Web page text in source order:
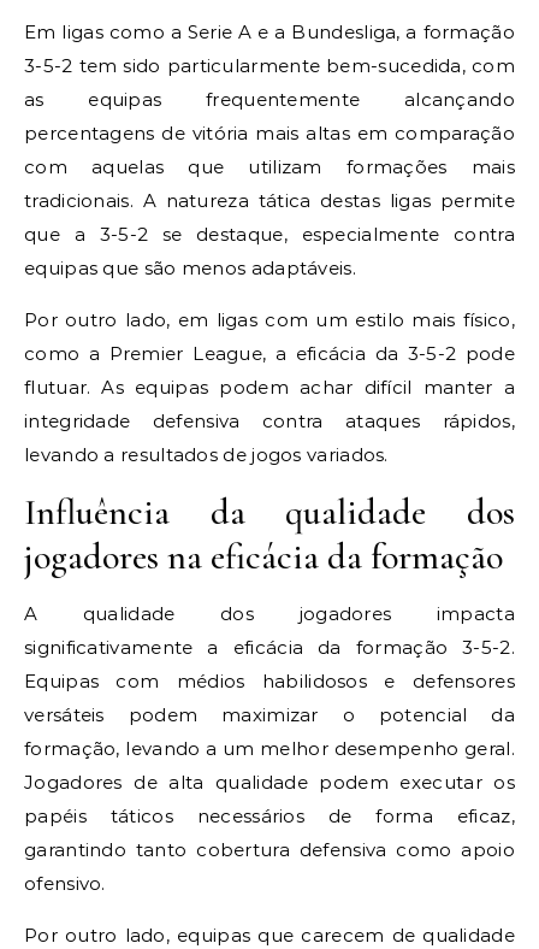
Em ligas como a Serie A e a Bundesliga, a formação
3-5-2 tem sido particularmente bem-sucedida, com
as equipas frequentemente alcançando
percentagens de vitória mais altas em comparação
com aquelas que utilizam formações mais
tradicionais. A natureza tática destas ligas permite
que a 3-5-2 se destaque, especialmente contra
equipas que são menos adaptáveis.
Por outro lado, em ligas com um estilo mais físico,
como a Premier League, a eficácia da 3-5-2 pode
flutuar. As equipas podem achar difícil manter a
integridade defensiva contra ataques rápidos,
levando a resultados de jogos variados.
Influência da qualidade dos
jogadores na eficácia da formação
A qualidade dos jogadores impacta
significativamente a eficácia da formação 3-5-2.
Equipas com médios habilidosos e defensores
versáteis podem maximizar o potencial da
formação, levando a um melhor desempenho geral.
Jogadores de alta qualidade podem executar os
papéis táticos necessários de forma eficaz,
garantindo tanto cobertura defensiva como apoio
ofensivo.
Por outro lado, equipas que carecem de qualidade